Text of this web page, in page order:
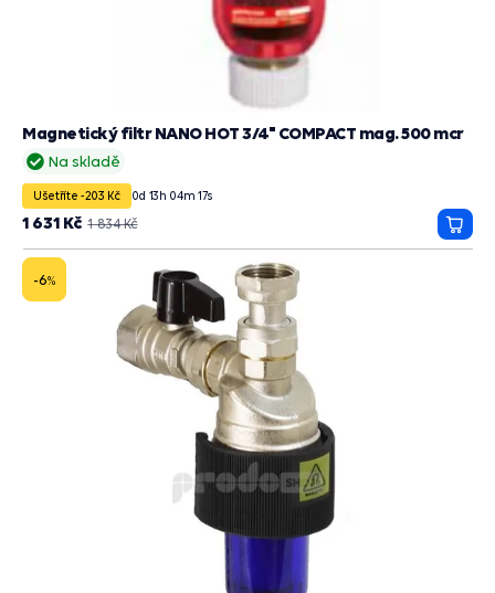
Na skladě
Magnetický filtr NANO HOT 3/4" COMPACT mag. 500 mcr
Ušetříte -203 Kč 0d 13h 04m 15s
1 834 Kč
1 631 Kč
do
-6%